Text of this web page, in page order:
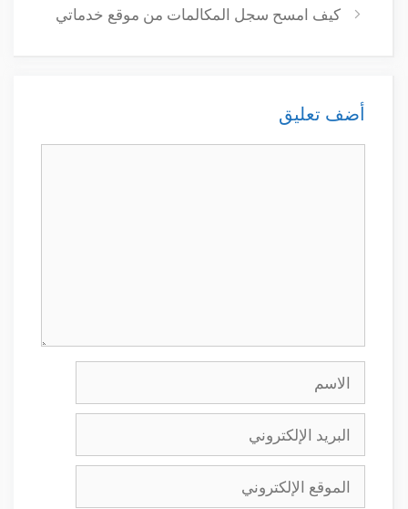
كيف امسح سجل المكالمات من موقع خدماتي
أضف تعليق
الإلكتروني
الإلكتروني